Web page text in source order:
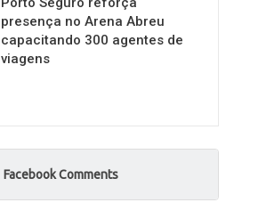
presença no Arena Abreu
capacitando 300 agentes de
viagens
Facebook Comments